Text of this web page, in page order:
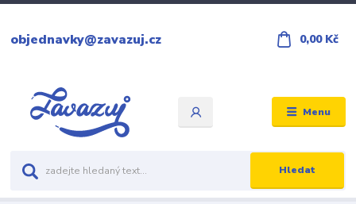
Menu
Hledat
objednavky@zavazuj.cz 0,00 Kč